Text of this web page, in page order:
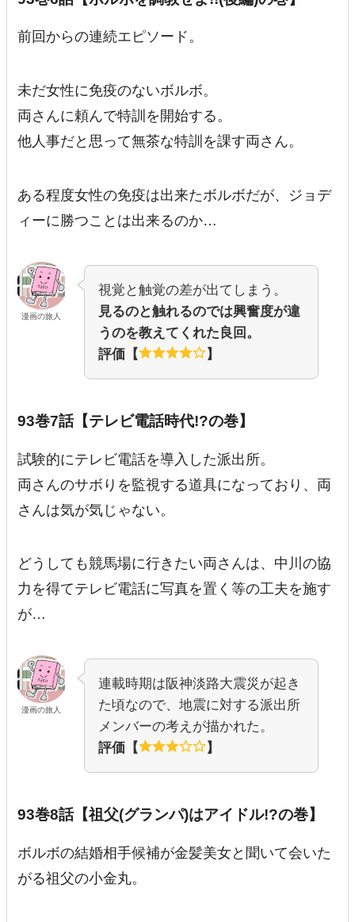
前回からの連続エピソード。
未だ女性に免疫のないボルボ。
両さんに頼んで特訓を開始する。
他人事だと思って無茶な特訓を課す両さん。
ある程度女性の免疫は出来たボルボだが、ジョデ
ィーに勝つことは出来るのか…
漫画の旅人
視覚と触覚の差が出てしまう。
見るのと触れるのでは興奮度が違
うのを教えてくれた良回。
評価【
】
93巻7話【テレビ電話時代!?の巻】
試験的にテレビ電話を導入した派出所。
両さんのサボりを監視する道具になっており、両
さんは気が気じゃない。
どうしても競馬場に行きたい両さんは、中川の協
力を得てテレビ電話に写真を置く等の工夫を施す
が…
漫画の旅人
連載時期は阪神淡路大震災が起き
た頃なので、地震に対する派出所
メンバーの考えが描かれた。
評価【
】
93巻8話【祖父(グランパ)はアイドル!?の巻】
ボルボの結婚相手候補が金髪美女と聞いて会いた
がる祖父の小金丸。